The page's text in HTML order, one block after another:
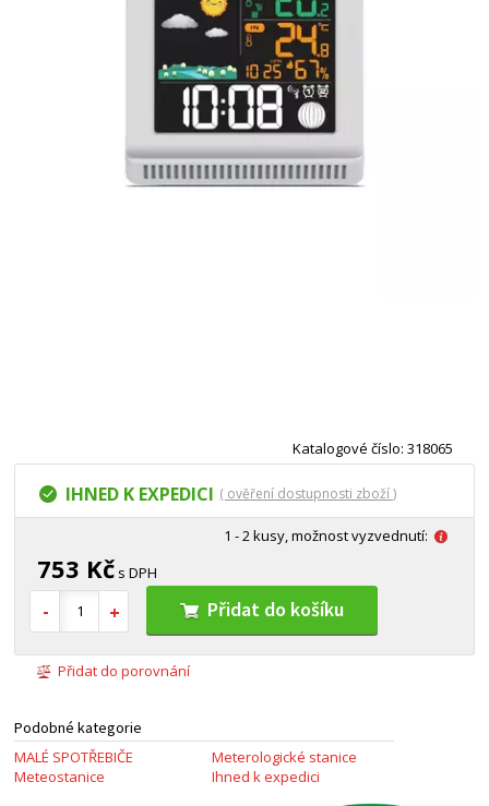
Katalogové číslo: 318065
IHNED K EXPEDICI ( ověření dostupnosti zboží )
1 - 2 kusy, možnost vyzvednutí:
753 Kč s DPH
Přidat do košíku
Přidat do porovnání
Podobné kategorie
MALÉ SPOTŘEBIČE
Meteostanice
Meterologické stanice
Ihned k expedici